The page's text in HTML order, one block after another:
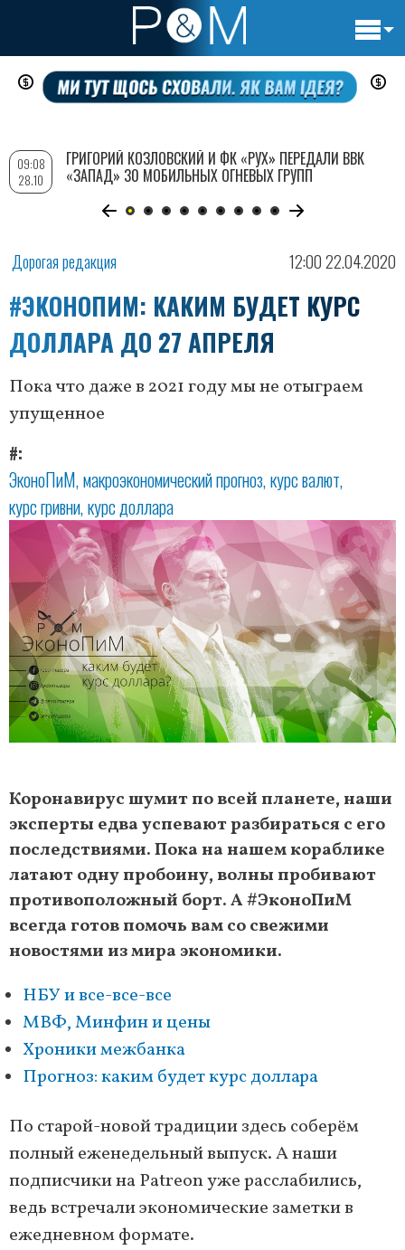
Перейти
содержанию
Дорогая редакция 12:00 22.04.2020
#ЭКОНОПИМ: КАКИМ БУДЕТ КУРС
ДОЛЛАРА ДО 27 АПРЕЛЯ
Пока что даже в 2021 году мы не отыграем
упущенное
#
ЭконоПиМ макроэкономический прогноз курс валют
курс гривни курс доллара
Коронавирус шумит по всей планете, наши
эксперты едва успевают разбираться с его
последствиями. Пока на нашем кораблике
латают одну пробоину, волны пробивают
противоположный борт. А #ЭконоПиМ
всегда готов помочь вам со свежими
новостями из мира экономики.
НБУ и все-все-все
МВФ, Минфин и цены
Хроники межбанка
Прогноз: каким будет курс доллара
По старой-новой традиции здесь соберём
полный еженедельный выпуск. А наши
подписчики на Patreon уже расслабились,
ведь встречали экономические заметки в
ежедневном формате.
09:08
28.10
ГРИГОРИЙ КОЗЛОВСКИЙ И ФК «РУХ» ПЕРЕДАЛИ ВВК
«ЗАПАД» 30 МОБИЛЬНЫХ ОГНЕВЫХ ГРУПП